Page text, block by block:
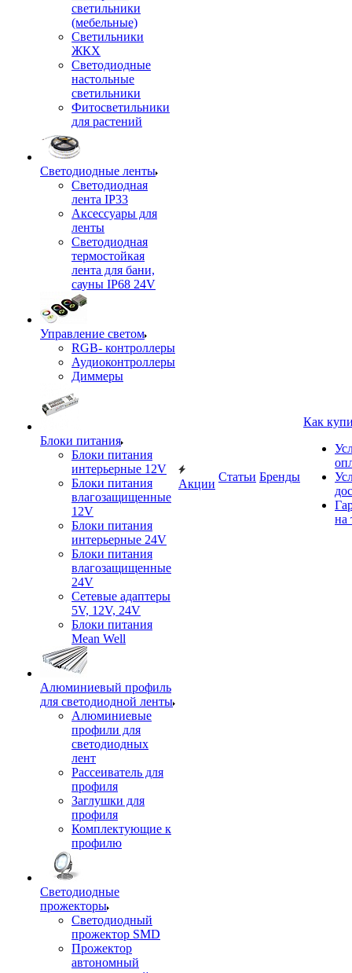
светильники
(мебельные)
Светильники
ЖКХ
Светодиодные
настольные
светильники
Фитосветильники
для растений
Светодиодные ленты
Светодиодная
лента IP33
Аксессуары для
ленты
Светодиодная
термостойкая
лента для бани,
сауны IP68 24V
Управление светом
RGB- контроллеры
Аудиоконтроллеры
Диммеры
Блоки питания
Блоки питания
интерьерные 12V
Блоки питания
влагозащищенные
12V
Блоки питания
интерьерные 24V
Блоки питания
влагозащищенные
24V
Сетевые адаптеры
5V, 12V, 24V
Блоки питания
Mean Well
Алюминиевый профиль
для светодиодной ленты
Алюминиевые
профили для
светодиодных
лент
Рассеиватель для
профиля
Заглушки для
профиля
Комплектующие к
профилю
Светодиодные
прожекторы
Светодиодный
прожектор SMD
Прожектор
автономный
Акции
Статьи Бренды
Как
на